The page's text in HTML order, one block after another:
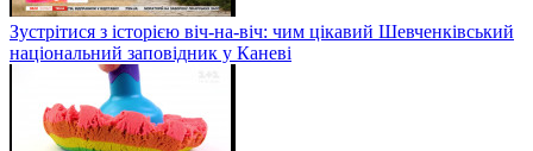
Зустрітися з історією віч-на-віч: чим цікавий Шевченківський
національний заповідник у Каневі